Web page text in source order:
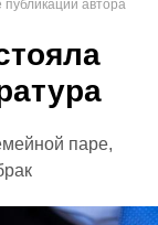
паре,